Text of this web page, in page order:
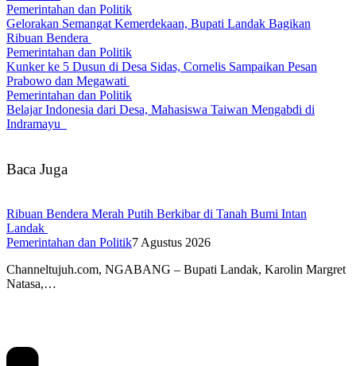
Pemerintahan dan Politik
Gelorakan Semangat Kemerdekaan, Bupati Landak Bagikan
Ribuan Bendera
Pemerintahan dan Politik
Kunker ke 5 Dusun di Desa Sidas, Cornelis Sampaikan Pesan
Prabowo dan Megawati
Pemerintahan dan Politik
Belajar Indonesia dari Desa, Mahasiswa Taiwan Mengabdi di
Indramayu
Baca Juga
Ribuan Bendera Merah Putih Berkibar di Tanah Bumi Intan
Landak
Pemerintahan dan Politik7 Agustus 2026
Channeltujuh.com, NGABANG – Bupati Landak, Karolin Margret
Natasa,…